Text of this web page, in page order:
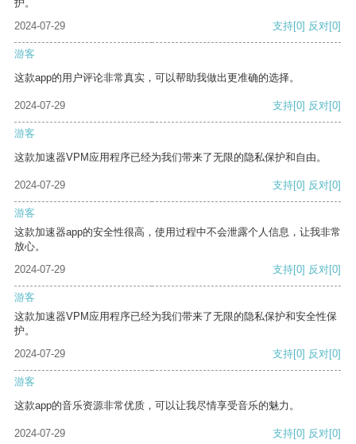
护。
2024-07-29
支持[0] 反对[0]
游客
这款app的用户评论非常真实，可以帮助我做出更准确的选择。
2024-07-29 支持[0] 反对[0]
游客
这款加速器VPM应用程序已经为我们带来了无限的隐私保护和自由。
2024-07-29 支持[0] 反对[0]
游客
这款加速器app的安全性很高，使用过程中不会泄露个人信息，让我非常
放心。
2024-07-29
支持[0] 反对[0]
游客
这款加速器VPM应用程序已经为我们带来了无限的隐私保护和安全性保
护。
2024-07-29
支持[0] 反对[0]
游客
这款app的音乐资源非常优质，可以让我尽情享受音乐的魅力。
2024-07-29 支持[0] 反对[0]